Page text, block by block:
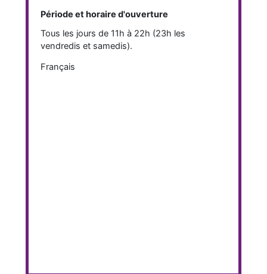
Période et horaire d'ouverture
Tous les jours de 11h à 22h (23h les
vendredis et samedis).
Français